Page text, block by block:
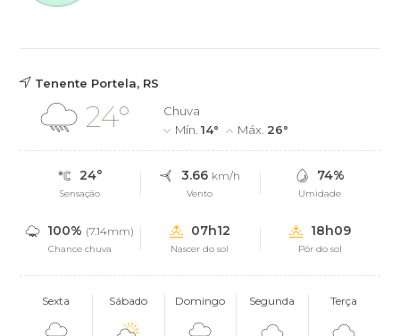
Tenente Portela, RS
24°
Chuva
Mín.14° Máx. 26°
24°
Sensação
3.66 km/h
Vento
74%
Umidade
100% (7.14mm)
Chance chuva
07h12
Nascer do sol
18h09
Pôr do sol
Sexta Sábado Domingo Segunda Terça